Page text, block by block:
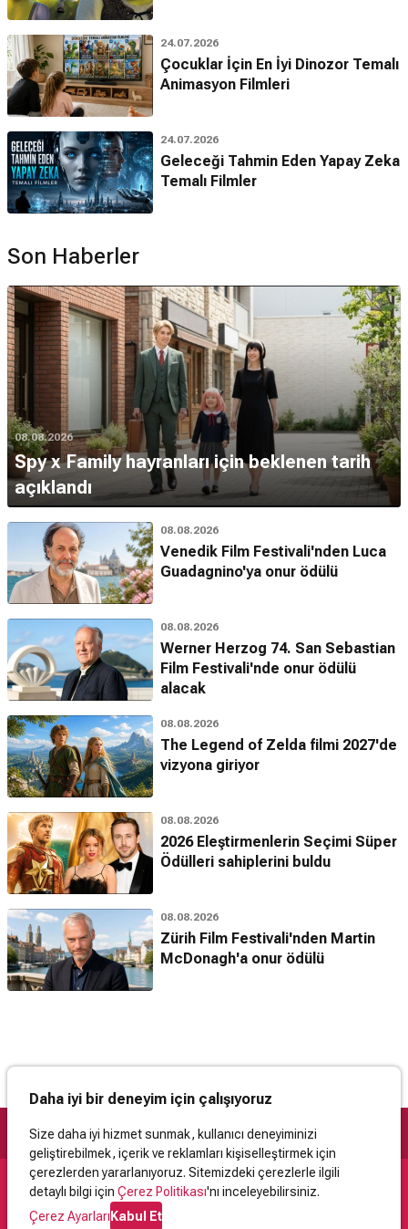
24.07.2026
Çocuklar İçin En İyi Dinozor Temalı
Animasyon Filmleri
24.07.2026
Geleceği Tahmin Eden Yapay Zeka
Temalı Filmler
Son Haberler
08.08.2026
Spy x Family hayranları için beklenen tarih
açıklandı
08.08.2026
Venedik Film Festivali'nden Luca
Guadagnino'ya onur ödülü
08.08.2026
Werner Herzog 74. San Sebastian
Film Festivali'nde onur ödülü
alacak
08.08.2026
The Legend of Zelda filmi 2027'de
vizyona giriyor
08.08.2026
2026 Eleştirmenlerin Seçimi Süper
Ödülleri sahiplerini buldu
08.08.2026
Zürih Film Festivali'nden Martin
McDonagh'a onur ödülü
Daha iyi bir deneyim için çalışıyoruz
Size daha iyi hizmet sunmak, kullanıcı deneyiminizi
geliştirebilmek, içerik ve reklamları kişiselleştirmek için
çerezlerden yararlanıyoruz. Sitemizdeki çerezlerle ilgili
detaylı bilgi için Çerez Politikası'nı inceleyebilirsiniz.
Çerez AyarlarıKabul Et
Destek
İletişimYardımKullanıcı Sözleşmesi